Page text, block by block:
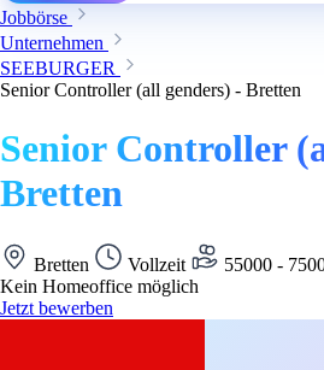
Jobbörse
Unternehmen
SEEBURGER
Senior Controller (all genders) - Bretten
Senior Controller
Bretten
Bretten Vollzeit
55000 -
Kein Homeoffice möglich
Jetzt bewerben